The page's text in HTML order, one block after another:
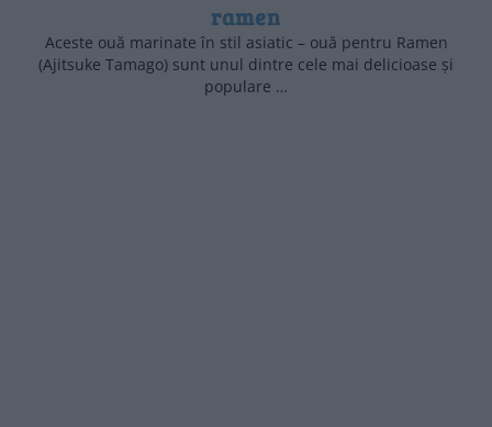
ramen
Aceste ouă marinate în stil asiatic – ouă pentru Ramen
(Ajitsuke Tamago) sunt unul dintre cele mai delicioase și
populare …